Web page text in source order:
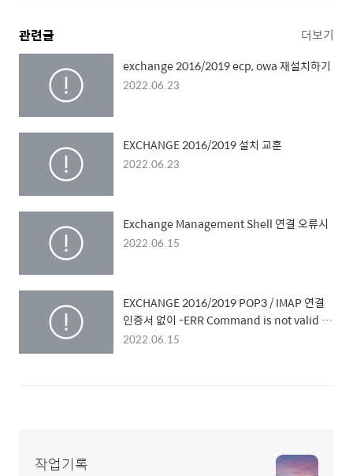
관련글 더보기
exchange 2016/2019 ecp, owa 재설치하기
2022.06.23
EXCHANGE 2016/2019 설치 교훈
2022.06.23
Exchange Management Shell 연결 오류시
2022.06.15
EXCHANGE 2016/2019 POP3 / IMAP 연결
인증서 없이 -ERR Command is not valid in
this state.
2022.06.15
작업기록